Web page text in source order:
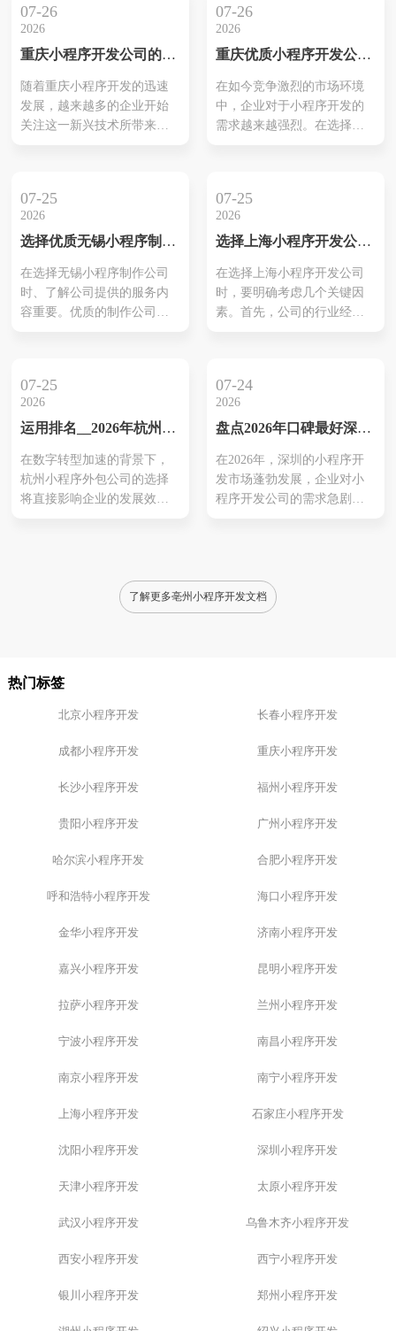
线上销售，实现业绩腾飞！
07-26
2026
重庆小程序开发公司的专
随着重庆小程序开发的迅速
发展，越来越多的企业开始
关注这一新兴技术所带来的
案。特别是在物联网、教
育、旅游等领域，重庆小程
序开发公司通过专业团队对
商品与用户期望的高度一
致。这一策略不仅强化了用
户体验，也推动了企业在数
07-26
2026
重庆优质小程序开发公司
在如今竞争激烈的市场环境
中，企业对于小程序开发的
需求越来越强烈。在选择公
重庆地区表现突出的开发公
司，从他们的案例、行业经
验到客户评价等多方面进行
可以更有效地匹配自身需求
和市场资源。此外，关注后
期的技术支持和维护服务也
07-25
2026
选择优质无锡小程序制作
在选择无锡小程序制作公司
时、了解公司提供的服务内
容重要。优质的制作公司通
的项目涉及范围，确保能够
覆盖你所需的功能和平台。
例如，可能需要电商、小程
能。另外，利用分析以往案
例来更好地理解公司的技术
能力和行业适应性。这种对
07-25
2026
选择上海小程序开发公司
在选择上海小程序开发公司
时，要明确考虑几个关键因
素。首先，公司的行业经验
程序的功能和用户体验。此
外，过往成功案例更能反映
公司的实际能力，客户反馈
售后服务是另一个不可或缺
的因素，它关乎项目的持续
运营和支持，而强大的定制
07-25
2026
运用排名__2026年杭州小
助力企业数字转型
在数字转型加速的背景下，
杭州小程序外包公司的选择
将直接影响企业的发展效率
化解决方案。例如、杭州聚
翔网络和网商互联在小程序
开发方面表现显示、能够为
发的本凡码农也是值得关注
的公司，他们注重用户体
验、以满足市...
07-24
2026
盘点2026年口碑最好深圳
在2026年，深圳的小程序开
发市场蓬勃发展，企业对小
程序开发公司的需求急剧增
企业在数字转型中的各种需
求。用户普遍对口碑良好的
公司，如本凡科技和聚翔网
有助于提...
了解更多亳州小程序开发文档
热门标签
北京小程序开发 长春小程序开发
成都小程序开发 重庆小程序开发
长沙小程序开发 福州小程序开发
贵阳小程序开发 广州小程序开发
哈尔滨小程序开发 合肥小程序开发
呼和浩特小程序开发 海口小程序开发
金华小程序开发 济南小程序开发
嘉兴小程序开发 昆明小程序开发
拉萨小程序开发 兰州小程序开发
宁波小程序开发 南昌小程序开发
南京小程序开发 南宁小程序开发
上海小程序开发 石家庄小程序开发
沈阳小程序开发 深圳小程序开发
天津小程序开发 太原小程序开发
武汉小程序开发 乌鲁木齐小程序开发
西安小程序开发 西宁小程序开发
银川小程序开发 郑州小程序开发